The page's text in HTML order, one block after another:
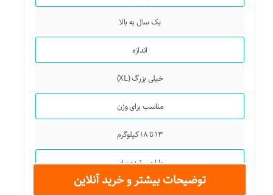
یک سال به بالا
اندازه
خیلی بزرگ (XL)
مناسب برای وزن
۱۳ تا ۱۸ کیلوگرم
طراحی شده برای
توضیحات بیشتر و خرید آنلاین